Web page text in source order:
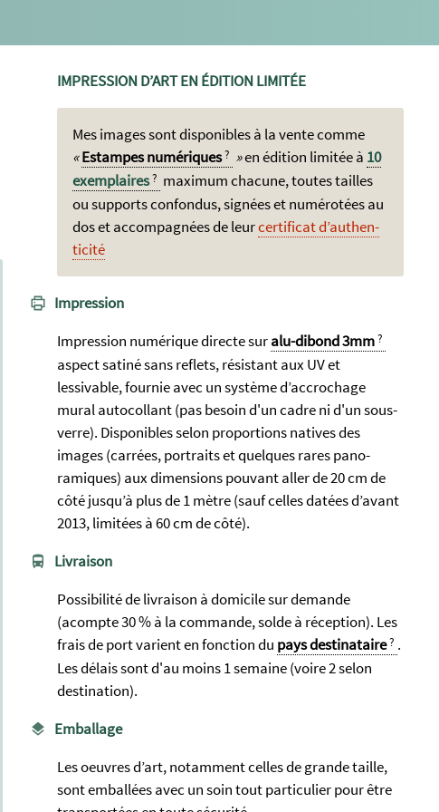
IMPRESSION D’ART EN ÉDITION LIMITÉE
Mes images sont dispo­nibles à la vente com­me
Est­ampes numé­riques
en édi­tion lim­itée à 10
exem­plaires
maxi­mum cha­cune, toutes tailles
ou sup­ports con­fondus, si­gnées et num­érot­ées au
dos et accom­pagnées de leurcerti­ficat d’authen­
ticité
Impression
Impression numérique directe suralu-dibond 3mm
aspect satiné sans reflets, résistant aux UV et
lessivable, fournie avec un système d’accrochage
mural autocollant (pas besoin d'un cadre ni d'un sous-
verre). Dispo­nibles selon propor­tions natives des
images (carrées, portraits et quelques rares pano­
ramiques) aux dim­ensions pouvant aller de 20 cm de
côté jusqu’à plus de 1 mètre (sauf celles datées d’avant
2013, limitées à 60 cm de côté).
Livraison
Possibilité de livraison à domicile sur demande
(acompte 30 % à la commande, solde à réception). Les
frais de port varient en fonction du pays destinataire
.
Les délais sont d'au moins 1 semaine (voire 2 selon
destination).
Emballage
Les oeuvres d’art, notamment celles de grande taille,
sont emballées avec un soin tout particulier pour être